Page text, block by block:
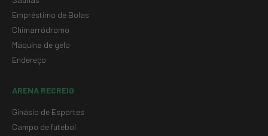
Empréstimo de Bolas
Chimarródromo
Máquina de gelo
Endereço
ARENA RECREIO
Ginásio de Esportes
Campo de futebol